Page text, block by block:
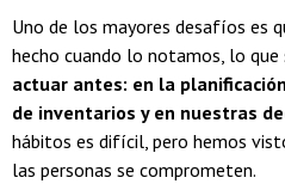
Uno de los mayores desafíos es
hecho cuando lo notamos, lo que
actuar antes: en la
de inventarios y en nuestras
hábitos es difícil, pero hemos
las personas se comprometen.